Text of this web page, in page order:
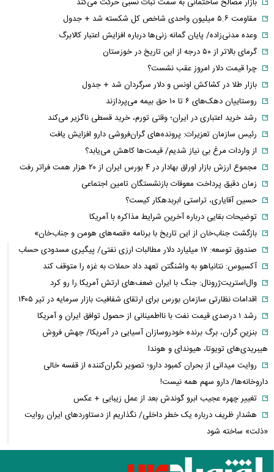
مقاومت ۵.۶ میلیون واحدی شاخص کل شکسته شد + جدول
وعده مدنی‌زاده/ پایان گمانه زنی‌ها درباره افزایش اعتبار کالابرگ
گرمای بالاتر از ۵۰ درجه از این تاریخ در خوزستان
چرا قیمت دلار امروز عقب نشست؟
بازار طلا در کشاکش اونس و دلار سرگردان شد + جدول
روستاییان دهک‌های ۶ تا ۱۰ حق بیمه می‌پردازند
رشد خرید اعتباری در ایران؛ وقتی تورم، خرید قسطی ناگزیر می‌کند
رئیس سازمان تعزیرات: پرونده‌های گران‌فروشی دارو افزایش یافت
از واردات مرغ بی نیاز شدیم/ قیمت‌ها کاهش می‌یابد؟
مجموع ارزش بازار اوراق بهادار در ۴ بورس ایران از ۲۰ هزار همت فراتر رفت
زمان دقیق پرداخت معوقات بازنشستگان تامین اجتماعی
حسین آقایاری، تراستی ابربدهکار کیست؟
توضیحات بقایی درباره آخرین شرایط مذاکره با آمریکا
بازگشت جناب‌خان از این تاریخ با برنامه «قصه‌های هومن و جناب‌خان»
صندوق توسعه: ۱۷ میلیارد دلار مطالبات ارزی نفتی/ پیگیری مسدودی حساب
آکسیوس: نتانیاهو به واشنگتن تعهد داد حملات به غزه را متوقف کند
وال‌استریت‌ژرونال: جنگ با ایران ضعف‌های ارتش آمریکا را رو کرد
اقدامات نظارتی سازمان بورس برای ارتقای شفافیت بازار سرمایه در تیر ۱۴۰۵
رشد ۱ درصدی قیمت نفت با نااطمینانی از حصول توافق ایران و آمریکا
بنزینِ گران، برگ برنده خودروسازان آسیایی در آمریکا/ جهش فروش
هیبریدی‌های تویوتا، هیوندای و هوندا
روایت میدانی از بحران کمبود دارو؛ تصویر نگران‌کننده از قفسه خالی
داروخانه‌ها/ دارو سهم همه نیست!
تغییر چهره عجیب ابرو گوندش بعد از عمل زیبایی + عکس
هشدار ظریف درباره یک خطر داخلی/ نگذاریم از دستاوردهای ایران روایت
«ذلت» ساخته شود
فیلم/تبریک تولد همزمان ۵ همسر این مرد جنجالی شد!
این فیلم از علیرضا بیرانوند در صفحه فارسی AFC منتشر شد